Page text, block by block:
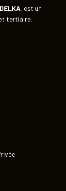
, est un
tertiaire.